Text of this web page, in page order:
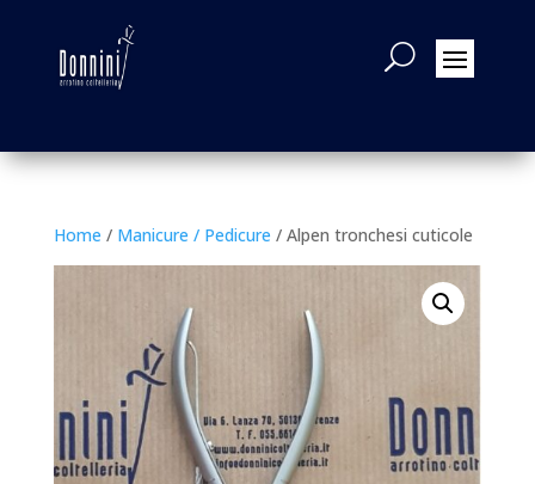
Home / Manicure / Pedicure / Alpen tronchesi cuticole